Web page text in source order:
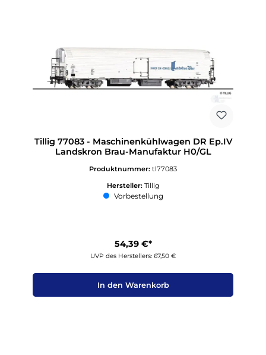
Tillig 77083 - Maschinenkühlwagen DR Ep.IV
Landskron Brau-Manufaktur H0/GL
Produktnummer: tl77083
Hersteller: Tillig
Vorbestellung
54,39 €*
UVP des Herstellers: 67,50 €
In den Warenkorb